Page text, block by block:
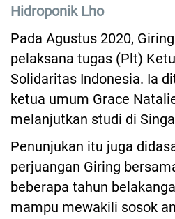
Hidroponik Lho
Pada Agustus 2020,
pelaksana tugas (Plt)
Solidaritas Indonesia. Ia
ketua umum Grace
melanjutkan studi di
Penunjukan itu juga
perjuangan Giring
beberapa tahun
mampu mewakili sosok